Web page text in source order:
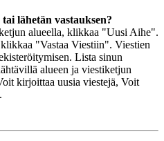
lähetän vastauksen?
alueella, klikkaa "Uusi Aihe".
"Vastaa Viestiin". Viestien
Lista sinun
alueen ja viestiketjun
kirjoittaa uusia viestejä, Voit